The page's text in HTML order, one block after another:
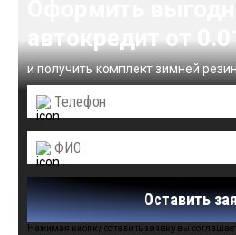
автокредит от
и получить комплект зимней
Оставить
Нажимая кнопку оставить заявку вы